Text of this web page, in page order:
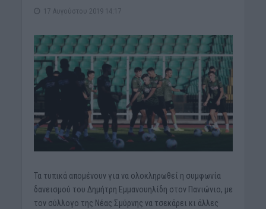
17 Αυγούστου 2019 14:17
Τα τυπικά απομένουν για να ολοκληρωθεί η συμφωνία
δανεισμού του Δημήτρη Εμμανουηλίδη στον Πανιώνιο, με
τον σύλλογο της Νέας Σμύρνης να τσεκάρει κι άλλες